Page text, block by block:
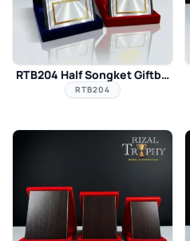
RTB204 Half Songket Giftbox
RTB204